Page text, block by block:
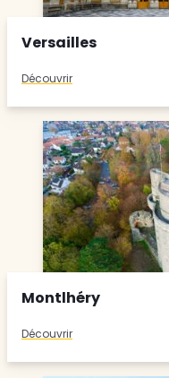
Versailles
Découvrir
Montlhéry
Découvrir